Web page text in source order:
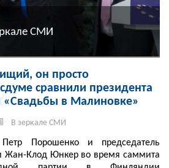
СМИ
он просто
сравнили президента
«Свадьбы в Малиновке»
В зеркале СМИ
Порошенко и председатель
Жан-Клод Юнкер во время саммита